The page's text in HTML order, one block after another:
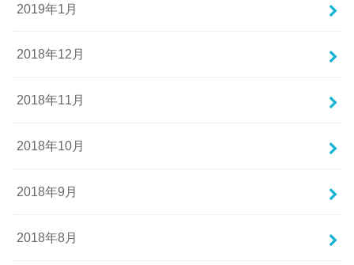
2019年1月
2018年12月
2018年11月
2018年10月
2018年9月
2018年8月